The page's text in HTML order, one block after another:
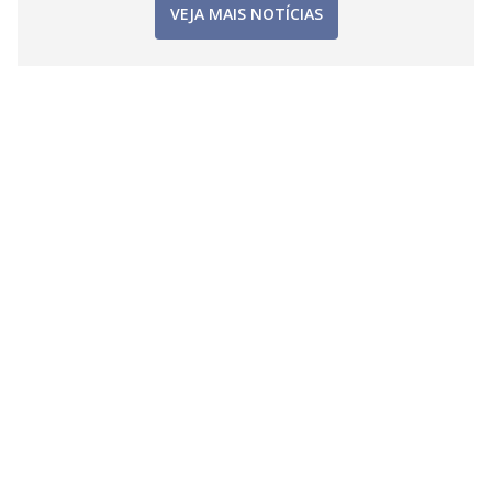
VEJA MAIS NOTÍCIAS